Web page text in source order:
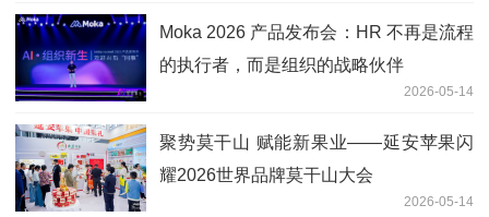
Moka 2026 产品发布会：HR 不再是流程
的执行者，而是组织的战略伙伴
2026-05-14
聚势莫干山 赋能新果业——延安苹果闪
耀2026世界品牌莫干山大会
2026-05-14